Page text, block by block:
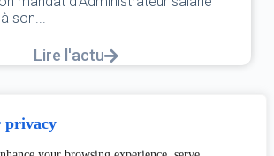
privacy
son...
Lire l'actu